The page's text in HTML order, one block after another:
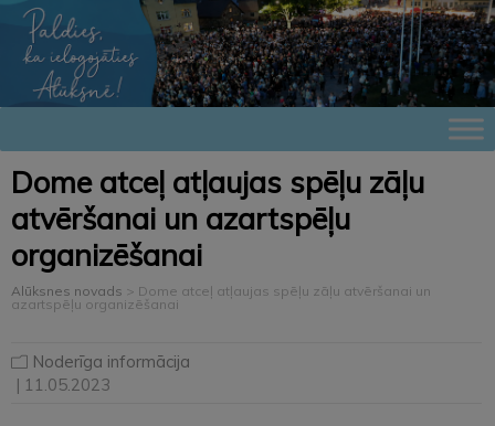
Dome atceļ atļaujas spēļu zāļu
atvēršanai un azartspēļu
organizēšanai
Alūksnes novads > Dome atceļ atļaujas spēļu zāļu atvēršanai un
azartspēļu organizēšanai
Noderīga informācija
| 11.05.2023